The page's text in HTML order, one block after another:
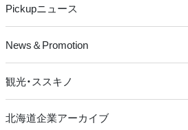
Pickupニュース
News＆Promotion
観光・ススキノ
北海道企業アーカイブ